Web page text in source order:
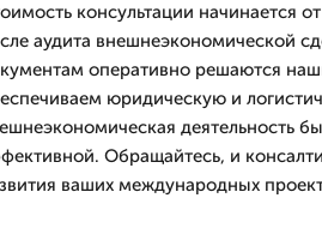
консультации начинается
аудита внешнеэкономической
оперативно решаются
юридическую и
деятельность
Обращайтесь, и
ваших международных